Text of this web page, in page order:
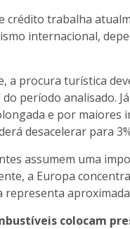
crédito trabalha
internacional,
a procura turística
período analisado.
e por maiores
desacelerar para
assumem uma
a Europa
representa
colocam